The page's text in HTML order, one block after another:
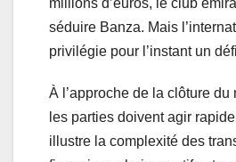
millions d’euros, le club
séduire Banza. Mais
privilégie pour l’instant un
À l’approche de la clôture du
les parties doivent agir
illustre la complexité des